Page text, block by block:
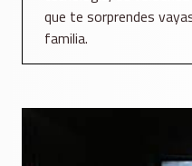
que te sorprendes
familia.